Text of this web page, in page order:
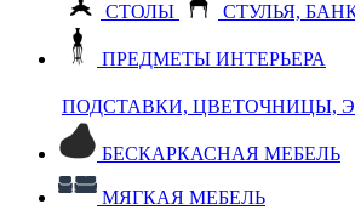
СТОЛЫ СТУЛЬЯ,
ПРЕДМЕТЫ ИНТЕРЬЕРА
ПОДСТАВКИ, ЦВЕТОЧНИЦЫ,
БЕСКАРКАСНАЯ МЕБЕЛЬ
МЯГКАЯ МЕБЕЛЬ